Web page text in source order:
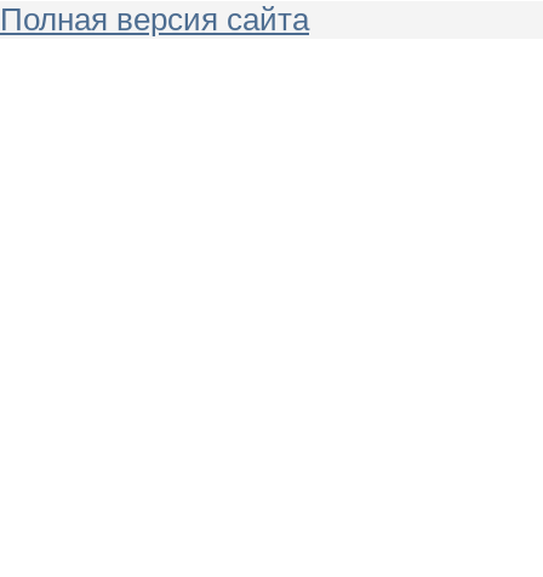
Полная версия сайта